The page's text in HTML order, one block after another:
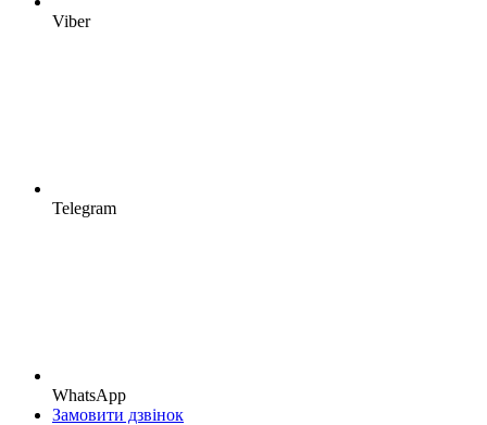
Viber
Telegram
WhatsApp
Замовити дзвінок